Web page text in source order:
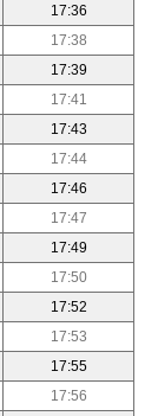
17:36
17:38
17:39
17:41
17:43
17:44
17:46
17:47
17:49
17:50
17:52
17:53
17:55
17:56